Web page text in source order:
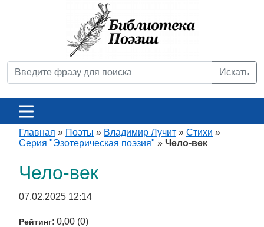
Искать
Главная » Поэты » Владимир Лучит » Стихи »
Серия "Эзотерическая поэзия" » Чело-век
Чело-век
07.02.2025 12:14
Рейтинг: 0,00 (0)